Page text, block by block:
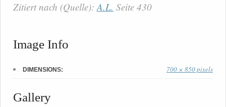
Zitiert nach (Quelle):A.L. Seite 430
Image Info
DIMENSIONS: 700 × 850 pixels
Gallery